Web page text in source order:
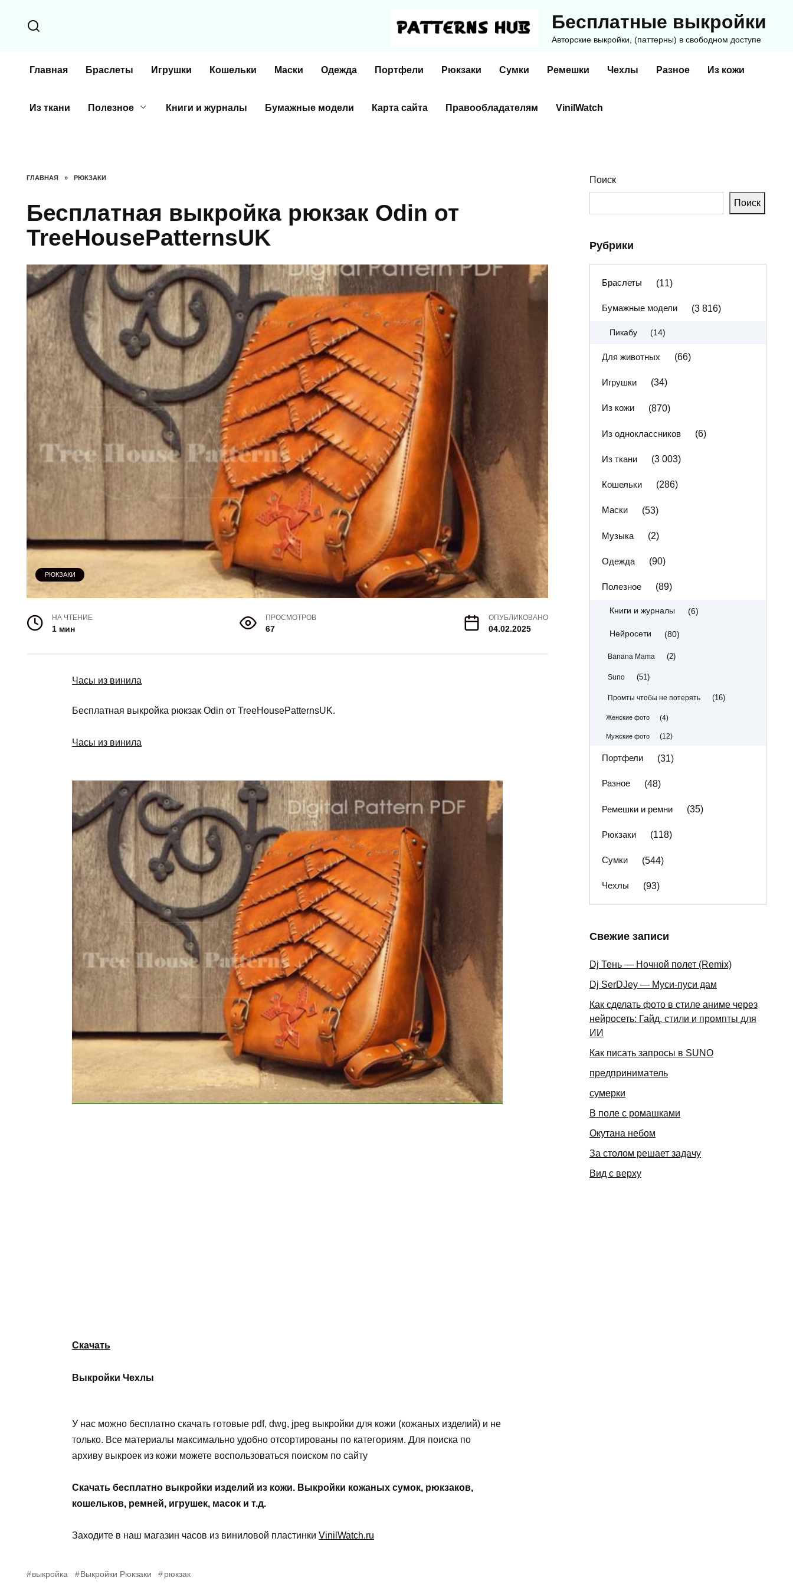
содержанию
Бесплатные выкройки
Авторские выкройки, (паттерны) в свободном доступе
Главная Браслеты Игрушки Кошельки Маски Одежда Портфели Рюкзаки Сумки Ремешки Чехлы Разное Из кожи
Из ткани Полезное Книги и журналы Бумажные модели Карта сайта Правообладателям VinilWatch
ГЛАВНАЯ » РЮКЗАКИ
Бесплатная выкройка рюкзак Odin от
TreeHousePatternsUK
РЮКЗАКИ
НА ЧТЕНИЕ
1 мин
ПРОСМОТРОВ
67
ОПУБЛИКОВАНО
04.02.2025
Часы из винила
Бесплатная выкройка рюкзак Odin от TreeHousePatternsUK.
Часы из винила
Скачать
Выкройки Чехлы
У нас можно бесплатно скачать готовые pdf, dwg, jpeg выкройки для кожи (кожаных изделий) и не
только. Все материалы максимально удобно отсортированы по категориям. Для поиска по
архиву выкроек из кожи можете воспользоваться поиском по сайту
Скачать бесплатно выкройки изделий из кожи. Выкройки кожаных сумок, рюкзаков,
кошельков, ремней, игрушек, масок и т.д.
Заходите в наш магазин часов из виниловой пластинки VinilWatch.ru
выкройка Выкройки Рюкзаки рюкзак
Поиск
Поиск
Рубрики
Браслеты (11)
Бумажные модели (3 816)
Пикабу (14)
Для животных (66)
Игрушки (34)
Из кожи (870)
Из одноклассников (6)
Из ткани (3 003)
Кошельки (286)
Маски (53)
Музыка (2)
Одежда (90)
Полезное (89)
Книги и журналы (6)
Нейросети (80)
Banana Mama (2)
Suno (51)
Промты чтобы не потерять (16)
Женские фото (4)
Мужские фото (12)
Портфели (31)
Разное (48)
Ремешки и ремни (35)
Рюкзаки (118)
Сумки (544)
Чехлы (93)
Свежие записи
Dj Тень — Ночной полет (Remix)
Dj SerDJey — Муси-пуси дам
Как сделать фото в стиле аниме через
нейросеть: Гайд, стили и промпты для
ИИ
Как писать запросы в SUNO
предприниматель
сумерки
В поле с ромашками
Окутана небом
За столом решает задачу
Вид с верху